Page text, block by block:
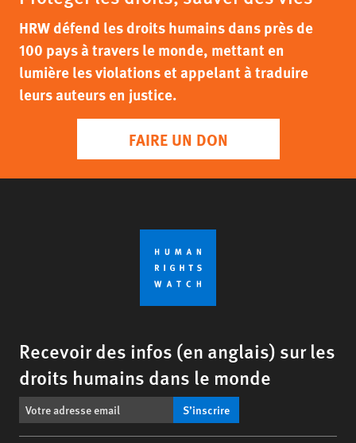
HRW défend les droits humains dans près de
100 pays à travers le monde, mettant en
lumière les violations et appelant à traduire
leurs auteurs en justice.
FAIRE UN DON
Recevoir des infos (en anglais) sur les
droits humains dans le monde
S’inscrire